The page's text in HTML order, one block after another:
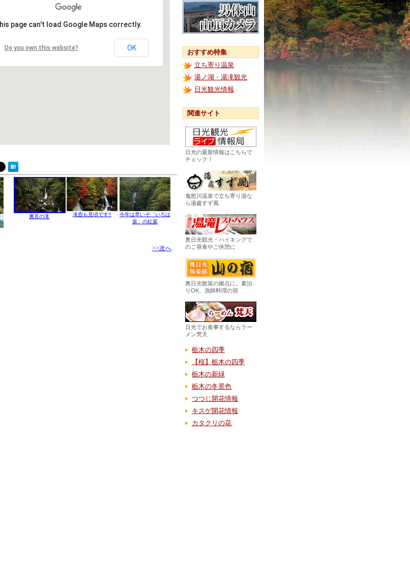
page can't load Google Maps correctly.
Do you own this website? OK
裏見の滝 滝壺も見頃です!!
今年は早いぞ「いろは
坂」の紅葉
>>次へ
おすすめ特集
立ち寄り温泉
湯ノ湖・湯滝観光
日光観光情報
関連サイト
日光の最新情報はこちらで
チェック！
鬼怒川温泉で立ち寄り湯な
ら湯處すず風
奥日光観光・ハイキングで
のご昼食やご休憩に
奥日光散策の拠点に。素泊
りOK、漁師料理の宿
日光でお食事するならラー
メン梵天
栃木の四季
【桜】栃木の四季
栃木の新緑
栃木の冬景色
つつじ開花情報
キスゲ開花情報
カタクリの花